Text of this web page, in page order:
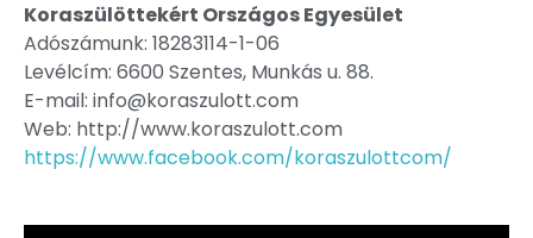
Koraszülöttekért Országos Egyesület
Adószámunk: 18283114-1-06
Levélcím: 6600 Szentes, Munkás u. 88.
E-mail: info@koraszulott.com
Web: http://www.koraszulott.com
https://www.facebook.com/koraszulottcom/